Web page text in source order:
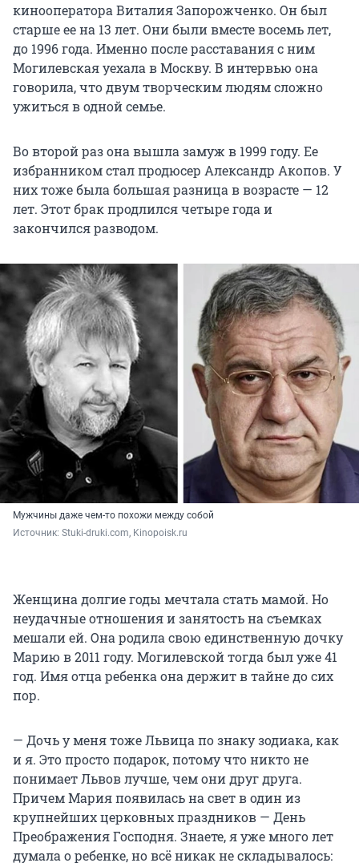
кинооператора Виталия Запорожченко. Он был
старше ее на 13 лет. Они были вместе восемь лет,
до 1996 года. Именно после расставания с ним
Могилевская уехала в Москву. В интервью она
говорила, что двум творческим людям сложно
ужиться в одной семье.
Во второй раз она вышла замуж в 1999 году. Ее
избранником стал продюсер Александр Акопов. У
них тоже была большая разница в возрасте — 12
лет. Этот брак продлился четыре года и
закончился разводом.
Мужчины даже чем-то похожи между собой
Источник: Stuki-druki.com, Kinopoisk.ru
Женщина долгие годы мечтала стать мамой. Но
неудачные отношения и занятость на съемках
мешали ей. Она родила свою единственную дочку
Марию в 2011 году. Могилевской тогда был уже 41
год. Имя отца ребенка она держит в тайне до сих
пор.
— Дочь у меня тоже Львица по знаку зодиака, как
и я. Это просто подарок, потому что никто не
понимает Львов лучше, чем они друг друга.
Причем Мария появилась на свет в один из
крупнейших церковных праздников — День
Преображения Господня. Знаете, я уже много лет
думала о ребенке, но всё никак не складывалось: